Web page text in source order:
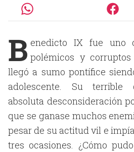
B enedicto IX fue uno
polémicos y
llegó a sumo pontífice
adolescente. Su terrible
absoluta desconsideración
que se ganase muchos
pesar de su actitud vil e
tres ocasiones. ¿Cómo